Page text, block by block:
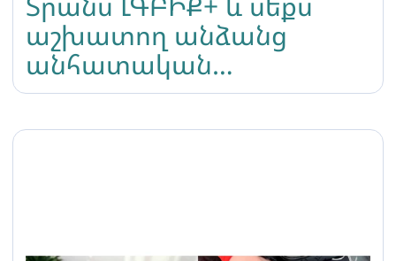
աշխատող անձանց
անհատական
պատմությունների շարք